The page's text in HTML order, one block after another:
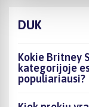
DUK
Kokie Britney
kategorijoje
populiariausi?